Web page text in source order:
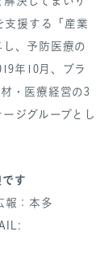
支援する「産業
、予防医療の
年10月、ブラ
・医療経営の3
ジグループとし
す
：本多